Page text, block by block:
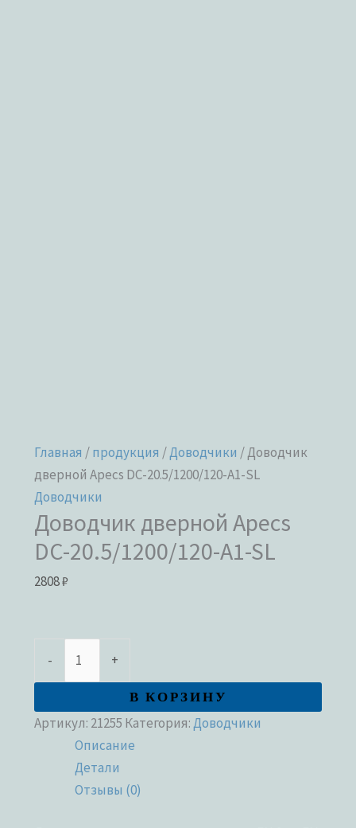
Главная /продукция /Доводчики / Доводчик
дверной Apecs DC-20.5/1200/120-A1-SL
Доводчики
Доводчик дверной Apecs
DC-20.5/1200/120-A1-SL
2808₽
- +
В КОРЗИНУ
Артикул: 21255 Категория:Доводчики
Описание
Детали
Отзывы (0)